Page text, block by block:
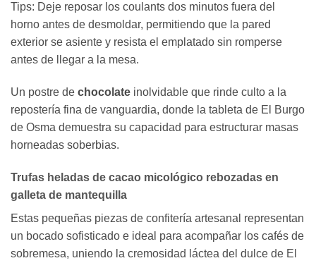
Tips: Deje reposar los coulants dos minutos fuera del
horno antes de desmoldar, permitiendo que la pared
exterior se asiente y resista el emplatado sin romperse
antes de llegar a la mesa.
Un postre de chocolate inolvidable que rinde culto a la
repostería fina de vanguardia, donde la tableta de El Burgo
de Osma demuestra su capacidad para estructurar masas
horneadas soberbias.
Trufas heladas de cacao micológico rebozadas en
galleta de mantequilla
Estas pequeñas piezas de confitería artesanal representan
un bocado sofisticado e ideal para acompañar los cafés de
sobremesa, uniendo la cremosidad láctea del dulce de El